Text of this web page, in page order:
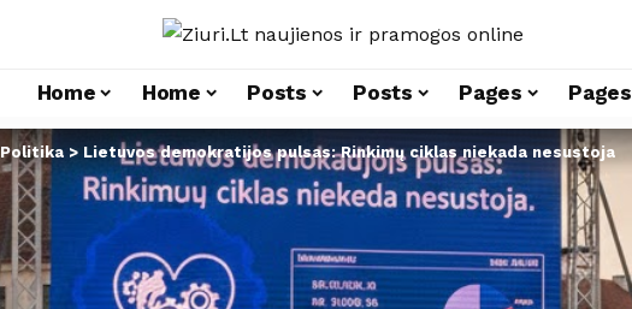
Home Home Posts Posts Pages Pages
Politika > Lietuvos demokratijos pulsas: Rinkimų ciklas niekada nesustoja